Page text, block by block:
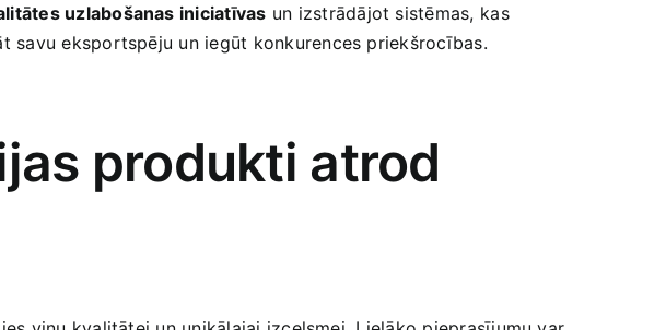
uzlabošanas iniciatīvas un izstrādājot sistēmas,⁣ kas
‍eksportspēju un iegūt konkurences priekšrocības.
produkti atrod